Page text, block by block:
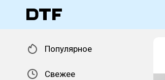
Популярное
Свежее